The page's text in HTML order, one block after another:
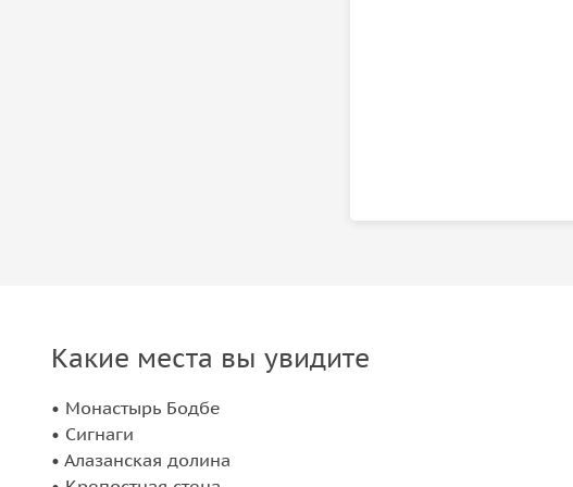
Какие места вы увидите
• Монастырь Бодбе
• Сигнаги
• Алазанская долина